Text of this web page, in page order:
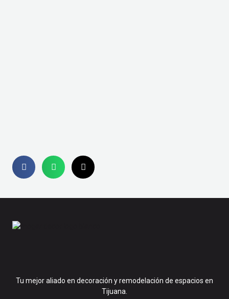
Tu mejor aliado en decoración y remodelación de espacios en
Tijuana.